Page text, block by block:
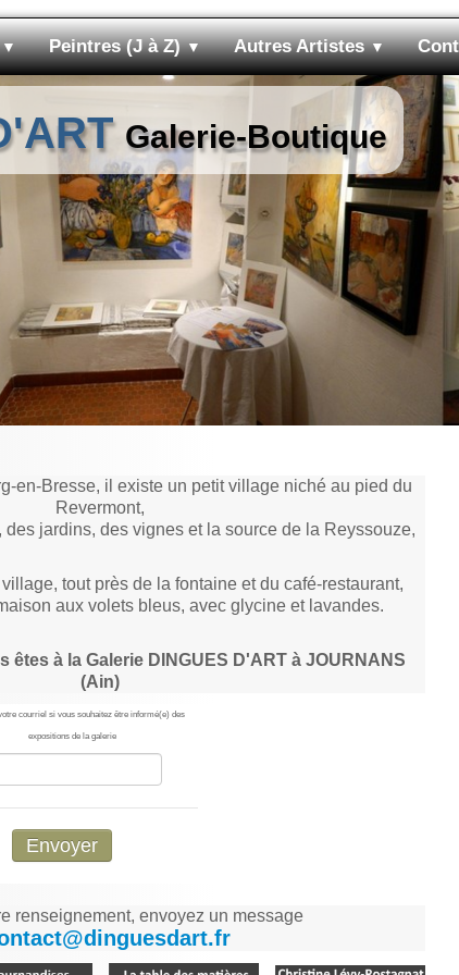
▼ Peintres (J à Z)▼ Autres Artistes▼
Galerie-Boutique
en-Bresse, il existe un petit village niché au pied du
Revermont,
jardins, des vignes et la source de la Reyssouze,
tout près de la fontaine et du café-restaurant,
aux volets bleus, avec glycine et lavandes.
êtes à la Galerie DINGUES D'ART à JOURNANS
(Ain)
courriel si vous souhaitez être informé(e) des
expositions de la galerie
Envoyer
renseignement, envoyez un message